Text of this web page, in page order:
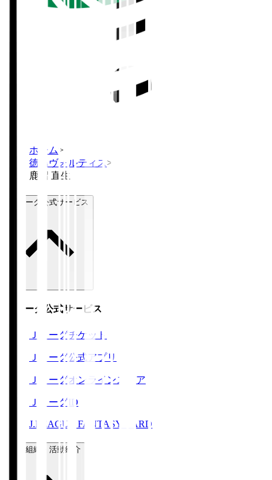
ホーム >
徳島ヴォルティス>
鹿沼 直生
Ｊリーグ公式サービス
Ｊリーグ公式サービス
Ｊリーグチケット
Ｊリーグ公式アプリ
Ｊリーグオンラインストア
ＪリーグID
J.LEAGUE FANTASY CARD
運営組織・活動紹介